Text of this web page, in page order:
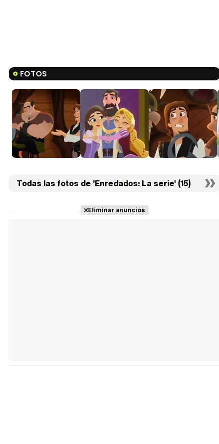
FOTOS
Todas las fotos de 'Enredados: La serie' (15)
Eliminar anuncios